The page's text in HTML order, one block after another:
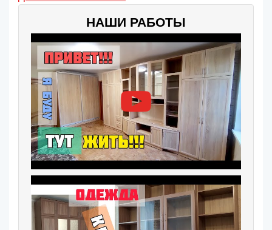
НАШИ РАБОТЫ